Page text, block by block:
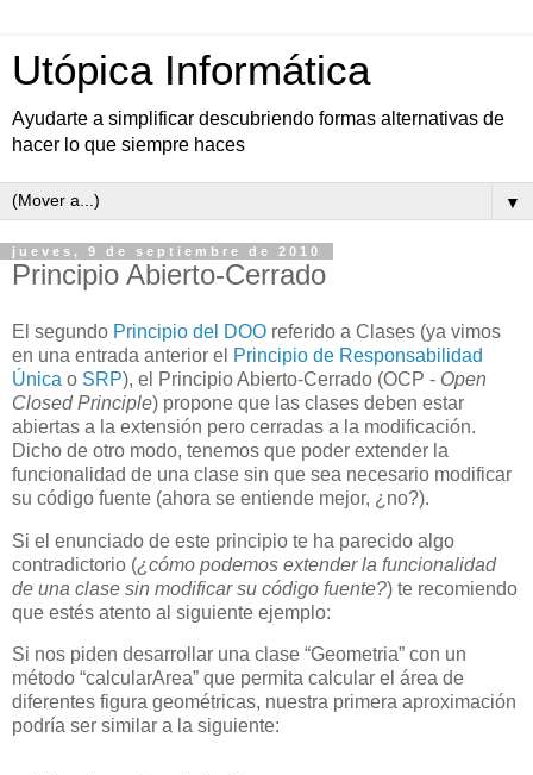
Utópica Informática
Ayudarte a simplificar descubriendo formas alternativas de
hacer lo que siempre haces
▼
jueves, 9 de septiembre de 2010
Principio Abierto-Cerrado
El segundo Principio del DOO referido a Clases (ya vimos
en una entrada anterior el Principio de Responsabilidad
Única o SRP), el Principio Abierto-Cerrado (OCP - Open
Closed Principle) propone que las clases deben estar
abiertas a la extensión pero cerradas a la modificación.
Dicho de otro modo, tenemos que poder extender la
funcionalidad de una clase sin que sea necesario modificar
su código fuente (ahora se entiende mejor, ¿no?).
Si el enunciado de este principio te ha parecido algo
contradictorio (¿cómo podemos extender la funcionalidad
de una clase sin modificar su código fuente?) te recomiendo
que estés atento al siguiente ejemplo:
Si nos piden desarrollar una clase “Geometria” con un
método “calcularArea” que permita calcular el área de
diferentes figura geométricas, nuestra primera aproximación
podría ser similar a la siguiente: